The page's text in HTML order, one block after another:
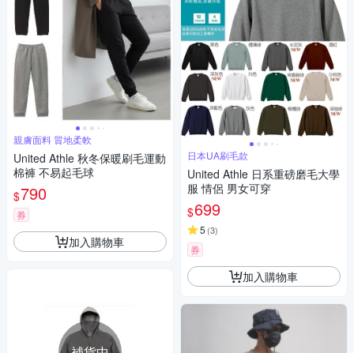
親膚面料 質地柔軟
United Athle 秋冬保暖刷毛運動
棉褲 不易起毛球
$790
券
加入購物車
日本UA刷毛款
United Athle 日系重磅磨毛大學
服 情侶 男女可穿
$699
5 (3)
券
加入購物車